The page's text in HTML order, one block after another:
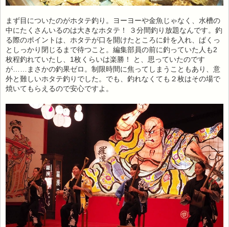
まず目についたのがホタテ釣り。ヨーヨーや金魚じゃなく、水槽の
中にたくさんいるのは大きなホタテ！ ３分間釣り放題なんです。釣
る際のポイントは、ホタテが口を開けたところに針を入れ、ぱくっ
としっかり閉じるまで待つこと。編集部員の前に釣っていた人も2
枚程釣れていたし、1枚くらいは楽勝！ と、思っていたのです
が……まさかの釣果ゼロ。制限時間に焦ってしまうこともあり、意
外と難しいホタテ釣りでした。でも、釣れなくても２枚はその場で
焼いてもらえるので安心ですよ。